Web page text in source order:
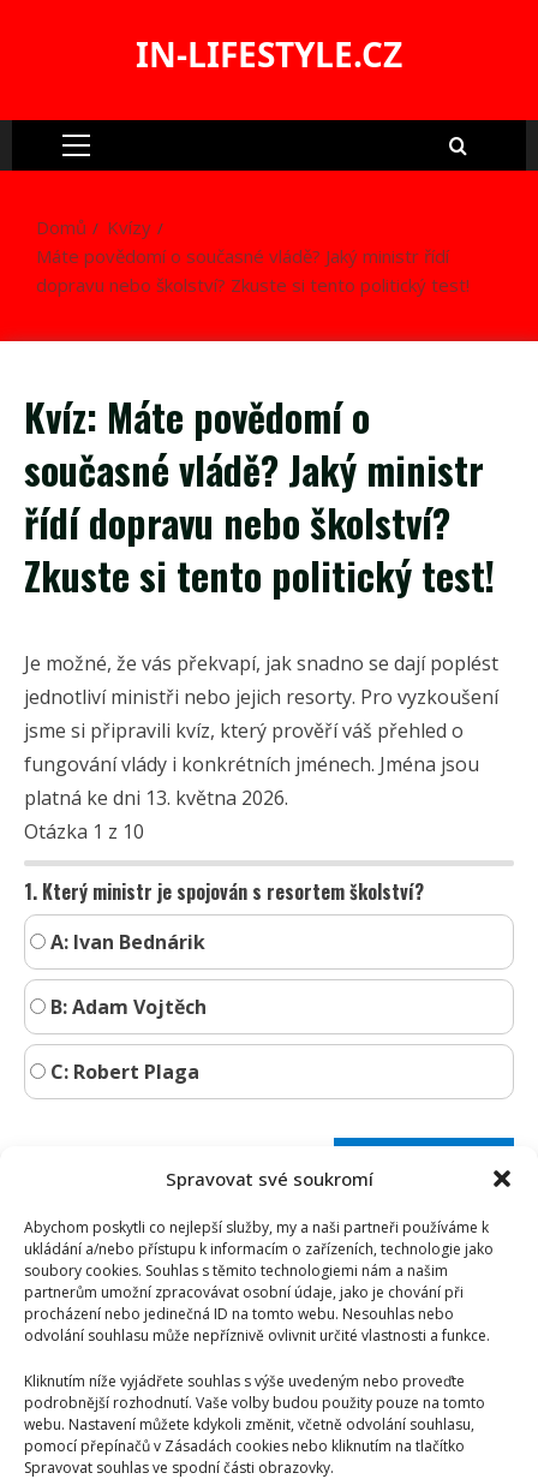
Spravovat své soukromí
Abychom poskytli co nejlepší služby, my a naši partneři používáme k
ukládání a/nebo přístupu k informacím o zařízeních, technologie jako
soubory cookies. Souhlas s těmito technologiemi nám a našim
partnerům umožní zpracovávat osobní údaje, jako je chování při
procházení nebo jedinečná ID na tomto webu. Nesouhlas nebo
odvolání souhlasu může nepříznivě ovlivnit určité vlastnosti a funkce.
Kliknutím níže vyjádřete souhlas s výše uvedeným nebo proveďte
podrobnější rozhodnutí. Vaše volby budou použity pouze na tomto
webu. Nastavení můžete kdykoli změnit, včetně odvolání souhlasu,
pomocí přepínačů v Zásadách cookies nebo kliknutím na tlačítko
Spravovat souhlas ve spodní části obrazovky.
IN-LIFESTYLE.CZ
Primary
Domů
Kvízy
Máte povědomí o současné vládě? Jaký ministr řídí
dopravu nebo školství? Zkuste si tento politický test!
Kvíz: Máte povědomí o
současné vládě? Jaký ministr
řídí dopravu nebo školství?
Zkuste si tento politický test!
Je možné, že vás překvapí, jak snadno se dají poplést
jednotliví ministři nebo jejich resorty. Pro vyzkoušení
jsme si připravili kvíz, který prověří váš přehled o
fungování vlády i konkrétních jménech. Jména jsou
platná ke dni 13. května 2026.
Otázka 1 z 10
1. Který ministr je spojován s resortem školství?
A: Ivan Bednárik
B: Adam Vojtěch
C: Robert Plaga